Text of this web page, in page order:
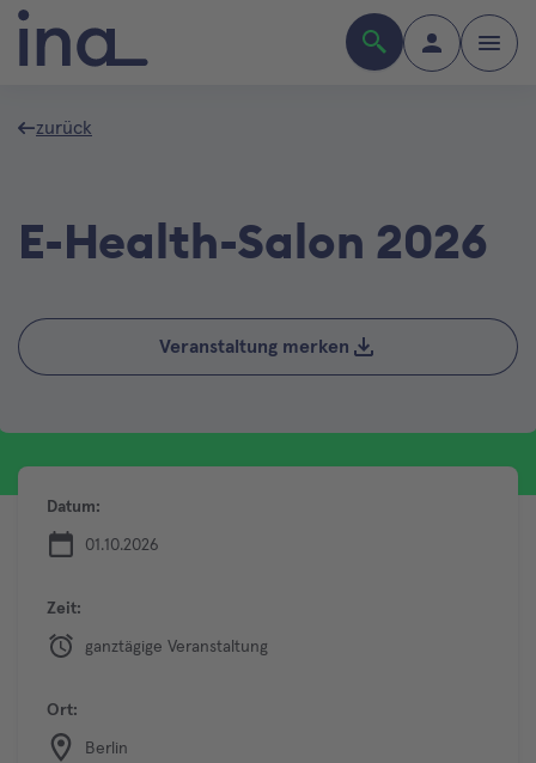
zurück
E-Health-Salon 2026
Veranstaltung merken
Datum:
01.10.2026
Zeit:
ganztägige Veranstaltung
Ort:
Berlin